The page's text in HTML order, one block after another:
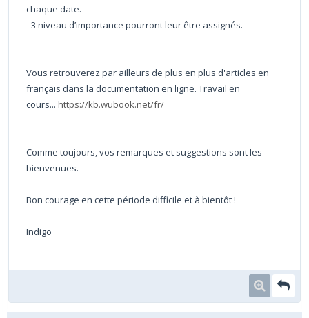
chaque date.
- 3 niveau d’importance pourront leur être assignés.
Vous retrouverez par ailleurs de plus en plus d'articles en
français dans la documentation en ligne. Travail en
cours... https://kb.wubook.net/fr/
Comme toujours, vos remarques et suggestions sont les
bienvenues.
Bon courage en cette période difficile et à bientôt !
Indigo